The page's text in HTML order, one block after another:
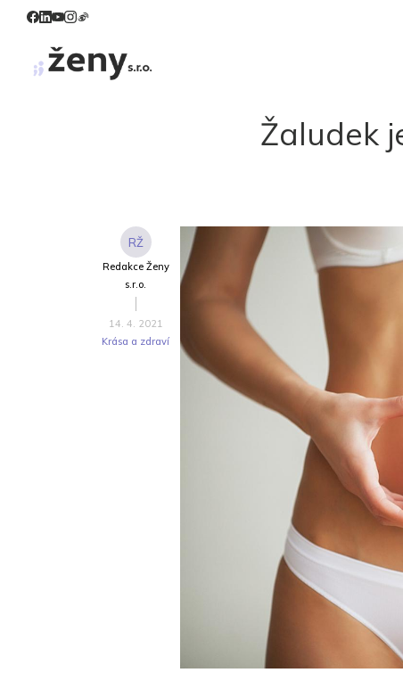
Žaludek
RŽ
Redakce Ženy
s.r.o.
14. 4. 2021
Krása a zdraví